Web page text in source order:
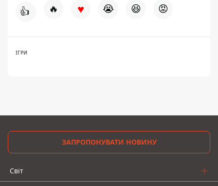
👍 🔥 ♥ 😭 😆 😡
ІГРИ
ЗАПРОПОНУВАТИ НОВИНУ
Світ